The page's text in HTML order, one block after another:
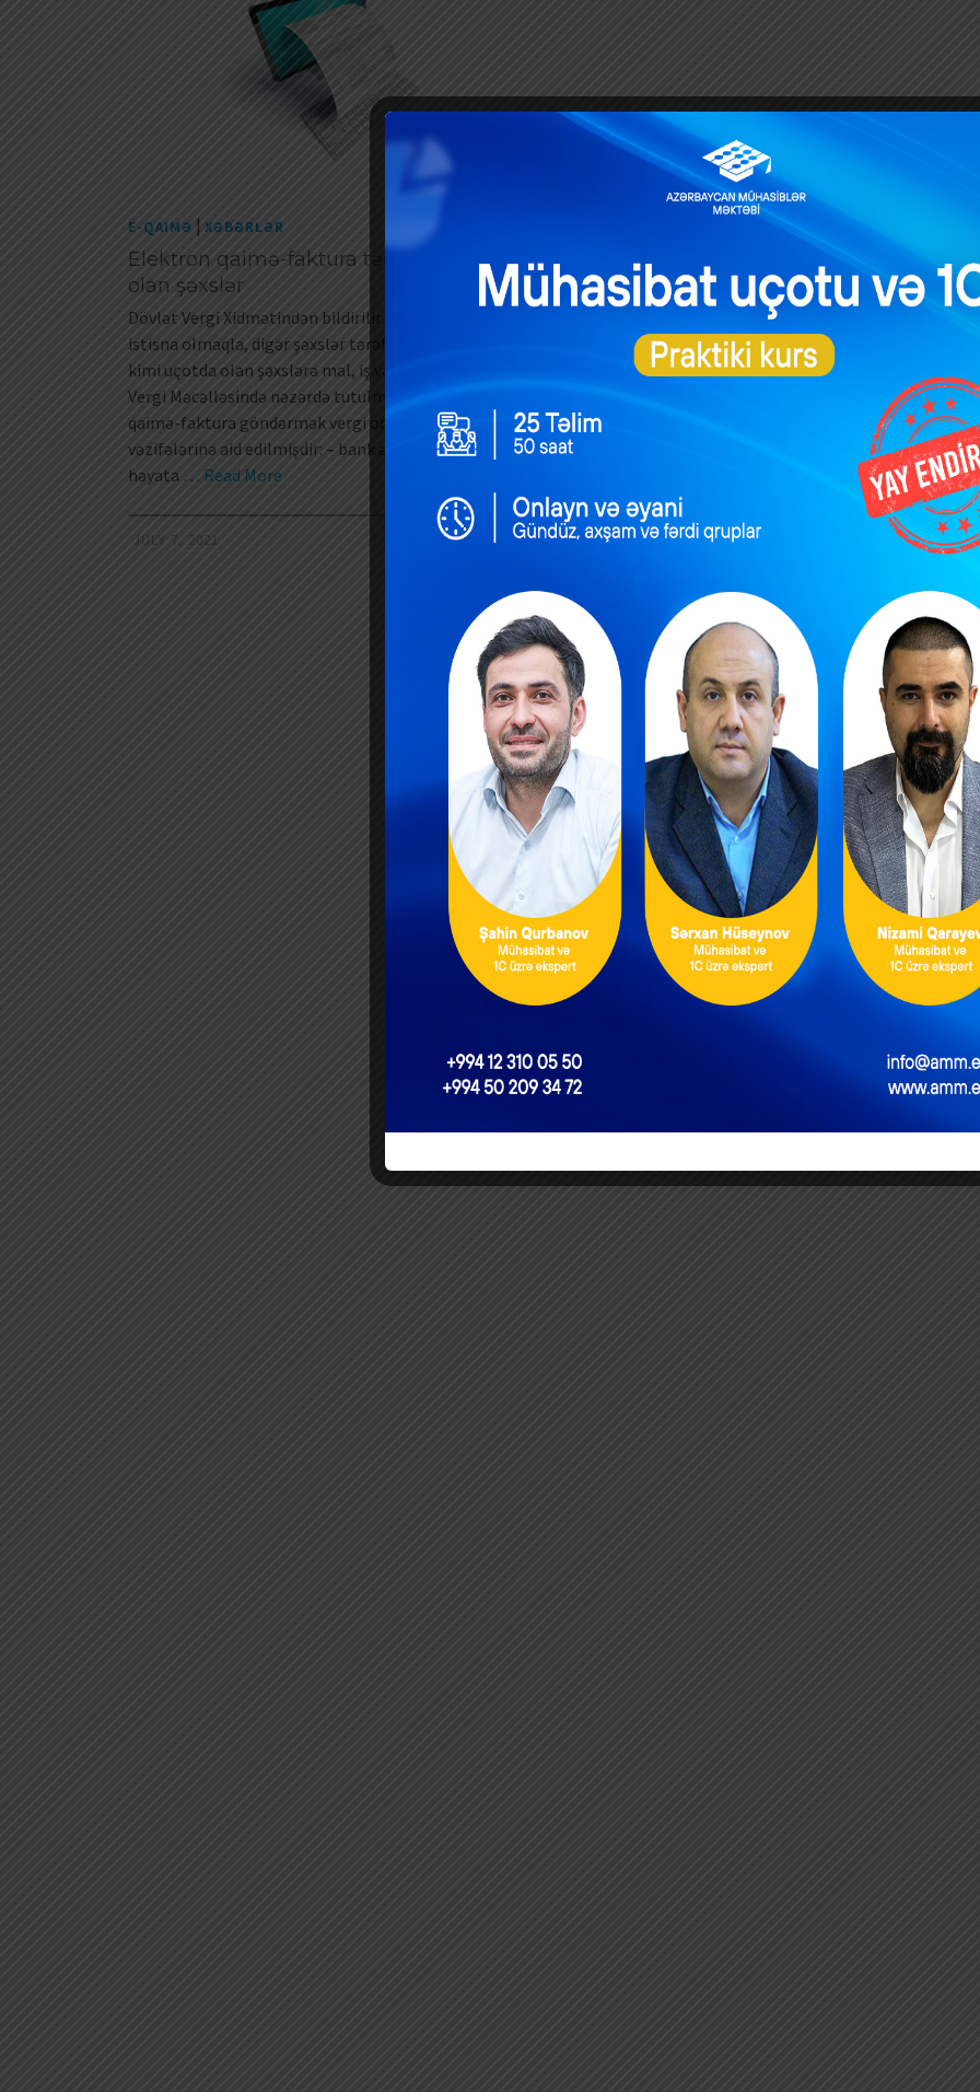
E-QAIMƏ | XƏBƏRLƏR
Elektron qaimə-faktura təqdim etməli
olan şəxslər
Dövlət Vergi Xidmətindən bildirilir ki, aşağıdakı şəxslər
istisna olmaqla, digər şəxslər tərəfindən vergi ödəyicisi
kimi uçotda olan şəxslərə mal, iş və xidmətlərlə bağlı
Vergi Məcəlləsində nəzərdə tutulmuş qaydada elektron
qaimə-faktura göndərmək vergi ödəyicilərinin
vəzifələrinə aid edilmişdir: – bank əməliyyatlarını
həyata … Read More
JULY 7, 2021 0